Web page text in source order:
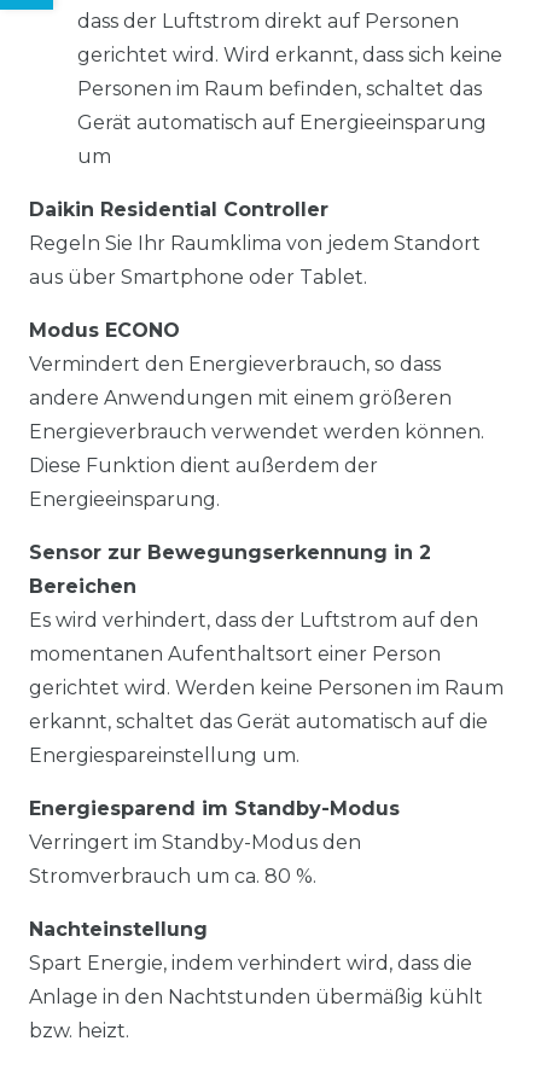
dass der Luftstrom direkt auf Personen
gerichtet wird. Wird erkannt, dass sich keine
Personen im Raum befinden, schaltet das
Gerät automatisch auf Energieeinsparung
um
Daikin Residential Controller
Regeln Sie Ihr Raumklima von jedem Standort
aus über Smartphone oder Tablet.
Modus ECONO
Vermindert den Energieverbrauch, so dass
andere Anwendungen mit einem größeren
Energieverbrauch verwendet werden können.
Diese Funktion dient außerdem der
Energieeinsparung.
Sensor zur Bewegungserkennung in 2
Bereichen
Es wird verhindert, dass der Luftstrom auf den
momentanen Aufenthaltsort einer Person
gerichtet wird. Werden keine Personen im Raum
erkannt, schaltet das Gerät automatisch auf die
Energiespareinstellung um.
Energiesparend im Standby-Modus
Verringert im Standby-Modus den
Stromverbrauch um ca. 80 %.
Nachteinstellung
Spart Energie, indem verhindert wird, dass die
Anlage in den Nachtstunden übermäßig kühlt
bzw. heizt.